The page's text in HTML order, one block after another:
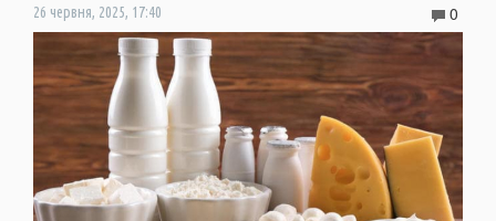
26 червня, 2025, 17:40 0